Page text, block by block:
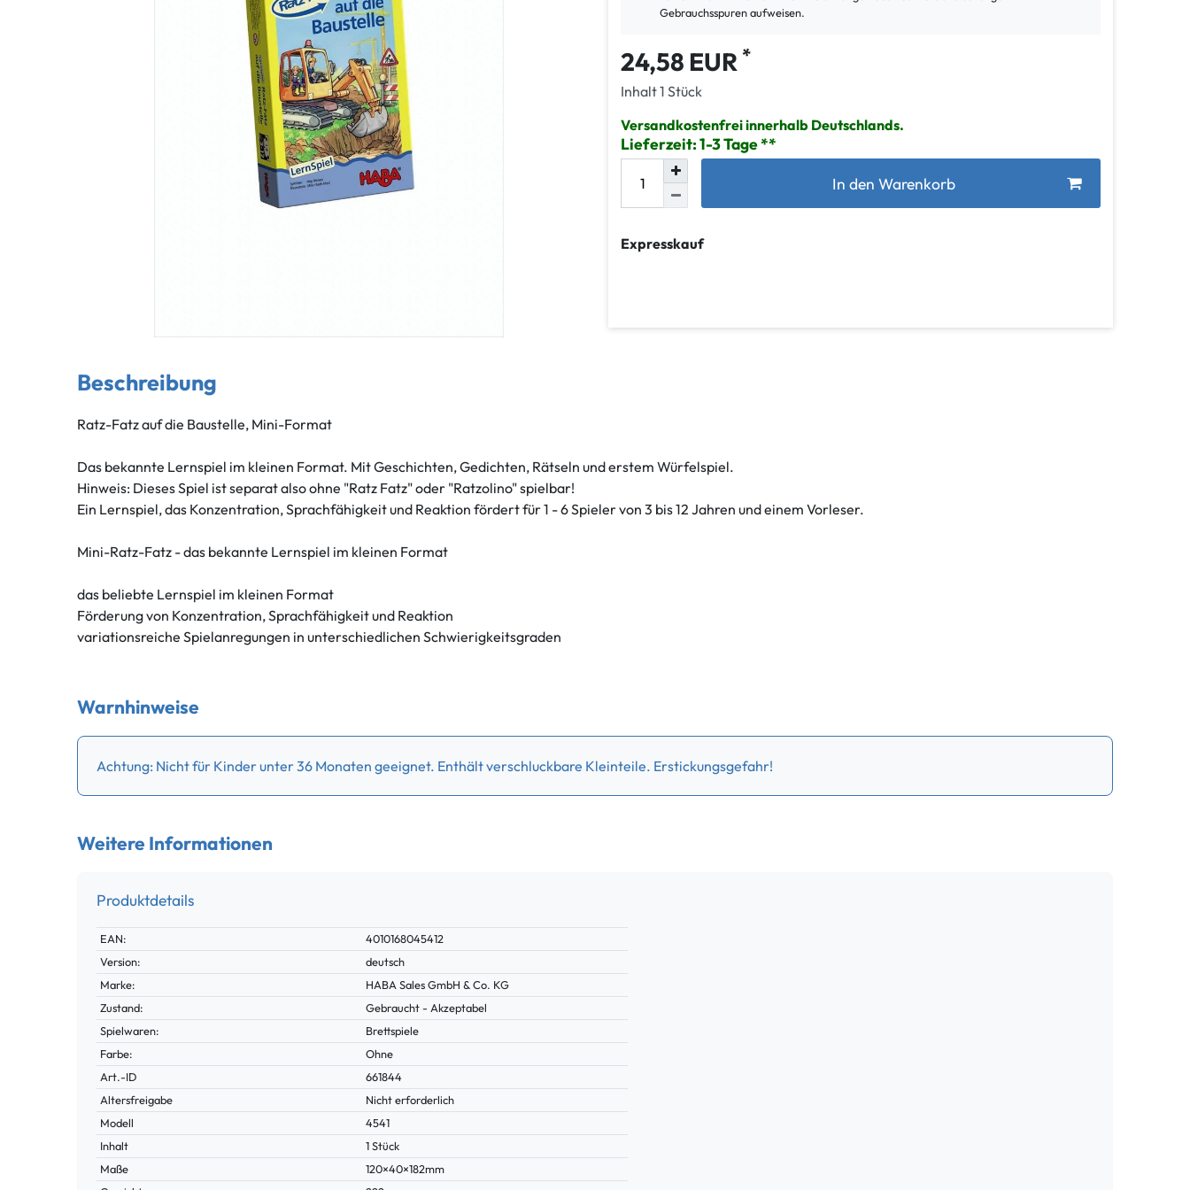
Gebrauchsspuren aufweisen.
24,58 EUR *
Inhalt1 Stück
Versandkostenfrei innerhalb Deutschlands.
Lieferzeit: 1-3 Tage
In den Warenkorb
Expresskauf
Beschreibung
Ratz-Fatz auf die Baustelle, Mini-Format
Das bekannte Lernspiel im kleinen Format. Mit Geschichten, Gedichten, Rätseln und erstem Würfelspiel.
Hinweis: Dieses Spiel ist separat also ohne "Ratz Fatz" oder "Ratzolino" spielbar!
Ein Lernspiel, das Konzentration, Sprachfähigkeit und Reaktion fördert für 1 - 6 Spieler von 3 bis 12 Jahren und einem Vorleser.
Mini-Ratz-Fatz - das bekannte Lernspiel im kleinen Format
das beliebte Lernspiel im kleinen Format
Förderung von Konzentration, Sprachfähigkeit und Reaktion
variationsreiche Spielanregungen in unterschiedlichen Schwierigkeitsgraden
Warnhinweise
Achtung: Nicht für Kinder unter 36 Monaten geeignet. Enthält verschluckbare Kleinteile. Erstickungsgefahr!
Weitere Informationen
Produktdetails
Technisches
Merkmal
Wert
EAN:
4010168045412
Version:
deutsch
Marke:
HABA Sales GmbH & Co. KG
Zustand:
Gebraucht - Akzeptabel
Spielwaren:
Brettspiele
Farbe:
Ohne
Technisches
Merkmal
Wert
Art.-ID
661844
Altersfreigabe
Nicht erforderlich
Modell
4541
Inhalt
1 Stück
Maße
120×40×182mm